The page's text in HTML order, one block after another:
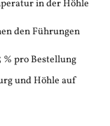
in der Höhle
den Führungen
% pro Bestellung
und Höhle auf